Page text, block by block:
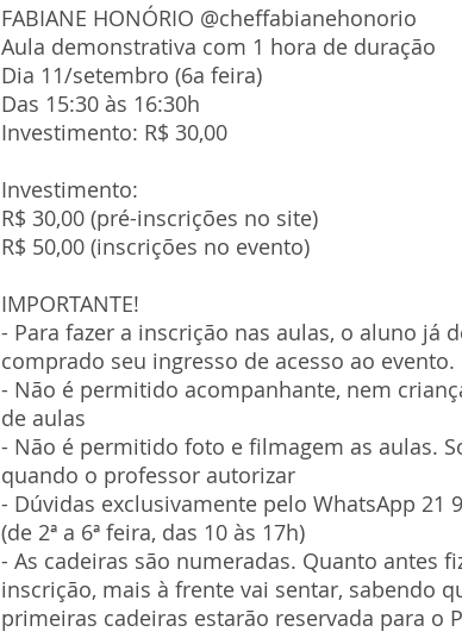
FABIANE HONÓRIO @cheffabianehonorio
Aula demonstrativa com 1 hora de duração
Dia 11/setembro (6a feira)
Das 15:30 às 16:30h
Investimento: R$ 30,00
Investimento:
R$ 30,00 (pré-inscrições no site)
R$ 50,00 (inscrições no evento)
IMPORTANTE!
- Para fazer a inscrição nas aulas, o aluno já
comprado seu ingresso de acesso ao evento.
- Não é permitido acompanhante, nem
de aulas
- Não é permitido foto e filmagem as aulas.
quando o professor autorizar
- Dúvidas exclusivamente pelo WhatsApp 21
(de 2ª a 6ª feira, das 10 às 17h)
- As cadeiras são numeradas. Quanto antes
inscrição, mais à frente vai sentar, sabendo
primeiras cadeiras estarão reservada para o